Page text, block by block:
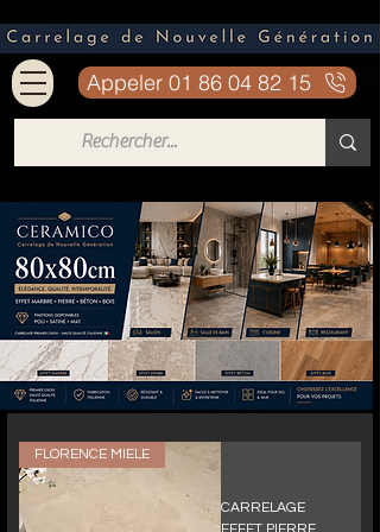
Appeler 01 86 04 82 15
FLORENCE MIELE
CARRELAGE